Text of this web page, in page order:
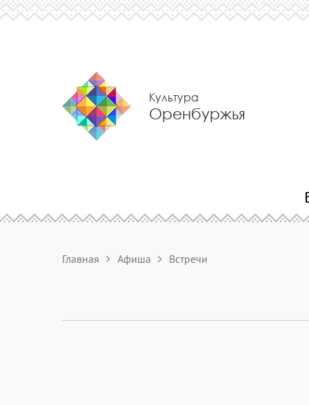
Культура
Оренбуржья
Главная Афиша Встречи